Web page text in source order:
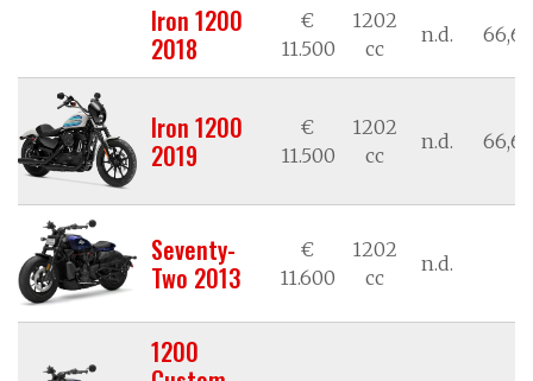
Iron 1200
2018
€
11.500
1202
cc
n.d.
Iron 1200
2019
€
11.500
1202
cc
n.d.
Seventy-
Two 2013
€
11.600
1202
cc
n.d.
1200